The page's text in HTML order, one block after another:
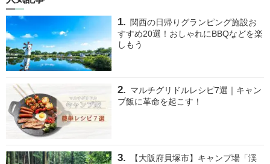
関西の日帰りグランピング施設お
すすめ20選！おしゃれにBBQなどを楽
しもう
マルチグリドルレシピ7選｜キャン
プ飯に革命を起こす！
【大阪府貝塚市】キャンプ場「渓